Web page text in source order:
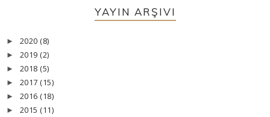
YAYIN ARŞIVI
► 2020 (8)
► 2019 (2)
► 2018 (5)
► 2017 (15)
► 2016 (18)
► 2015 (11)